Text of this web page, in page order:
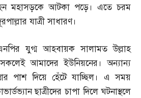
মহাসড়কে আটকা পড়ে। এতে চরম
যাত্রী সাধারণ।
যুগ্ম আহবায়ক সালামত উল্লাহ
আমাদের ইউনিয়নের। অন্যান্য
পাশ দিয়ে হেঁটে যাচ্ছিল। এ সময়
ছাত্রীদের চাপা দিলে ঘটনাস্থলে